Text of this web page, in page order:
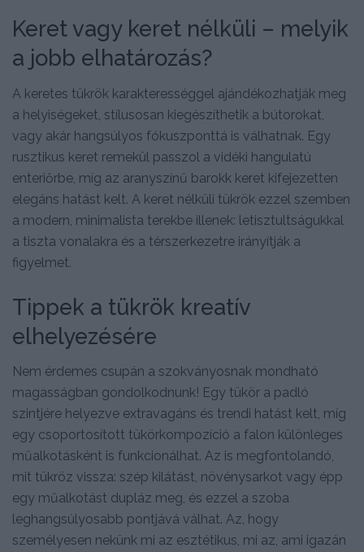
Keret vagy keret nélküli – melyik
a jobb elhatározás?
A keretes tükrök karakterességgel ajándékozhatják meg
a helyiségeket, stílusosan kiegészíthetik a bútorokat,
vagy akár hangsúlyos fókuszponttá is válhatnak. Egy
rusztikus keret remekül passzol a vidéki hangulatú
enteriőrbe, míg az aranyszínű barokk keret kifejezetten
elegáns hatást kelt. A keret nélküli tükrök ezzel szemben
a modern, minimalista terekbe illenek: letisztultságukkal
a tiszta vonalakra és a térszerkezetre irányítják a
figyelmet.
Tippek a tükrök kreatív
elhelyezésére
Nem érdemes csupán a szokványosnak mondható
magasságban gondolkodnunk! Egy tükör a padló
szintjére helyezve extravagáns és trendi hatást kelt, míg
egy csoportosított tükörkompozíció a falon különleges
műalkotásként is funkcionálhat. Az is megfontolandó,
mit tükröz vissza: szép kilátást, növénysarkot vagy épp
egy műalkotást dupláz meg, és ezzel a szoba
leghangsúlyosabb pontjává válhat. Az, hogy
személyesen nekünk mi az esztétikus, mi az, ami igazán